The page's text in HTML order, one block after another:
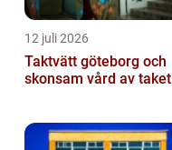
12 juli 2026
Taktvätt göteborg och
skonsam vård av taket